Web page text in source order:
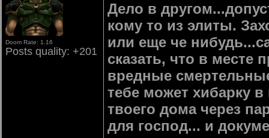
Doom Rate: 1.16
Posts quality: +201
Дело в
кому то из элиты.
или еще че
сказать, что в
вредные
тебе может хибарку
твоего дома через
для господ... и